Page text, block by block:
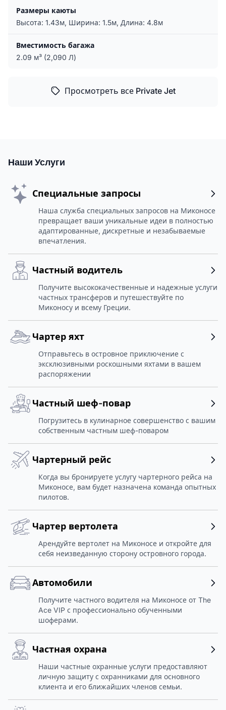
Размеры каюты
Высота: 1.43м, Ширина: 1.5м, Длина: 4.8м
Вместимость багажа
2.09 м³ (2,090 Л)
Просмотреть все Private Jet
Наши Услуги
Специальные запросы
Наша служба специальных запросов на Миконосе
превращает ваши уникальные идеи в полностью
адаптированные, дискретные и незабываемые
впечатления.
Частный водитель
Получите высококачественные и надежные услуги
частных трансферов и путешествуйте по
Миконосу и всему Греции.
Чартер яхт
Отправьтесь в островное приключение с
эксклюзивными роскошными яхтами в вашем
распоряжении
Частный шеф-повар
Погрузитесь в кулинарное совершенство с вашим
собственным частным шеф-поваром
Чартерный рейс
Когда вы бронируете услугу чартерного рейса на
Миконосе, вам будет назначена команда опытных
пилотов.
Чартер вертолета
Арендуйте вертолет на Миконосе и откройте для
себя неизведанную сторону островного города.
Автомобили
Получите частного водителя на Миконосе от The
Ace VIP с профессионально обученными
шоферами.
Частная охрана
Наши частные охранные услуги предоставляют
личную защиту с охранниками для основного
клиента и его ближайших членов семьи.